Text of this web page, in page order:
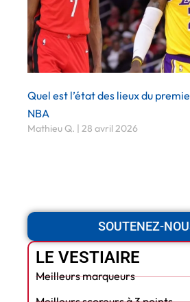
Quel est l’état des lieux du
NBA
Mathieu Q. 28 avril 2026
SOUTENEZ-
LE VESTIAIRE
Meilleurs marqueurs